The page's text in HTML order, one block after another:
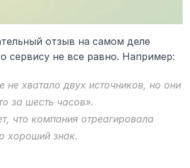
отзыв на самом деле
сервису не все равно. Например:
не хватало двух источников, но они
за шесть часов».
хороший знак.